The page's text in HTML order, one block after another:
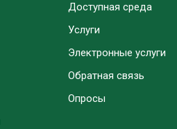
Доступная среда
Услуги
Электронные услуги
Обратная связь
Опросы